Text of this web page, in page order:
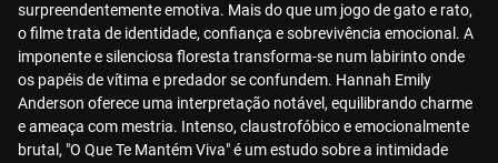
surpreendentemente emotiva. Mais do que um jogo de gato e rato,
o filme trata de identidade, confiança e sobrevivência emocional. A
imponente e silenciosa floresta transforma-se num labirinto onde
os papéis de vítima e predador se confundem. Hannah Emily
Anderson oferece uma interpretação notável, equilibrando charme
e ameaça com mestria. Intenso, claustrofóbico e emocionalmente
brutal, "O Que Te Mantém Viva" é um estudo sobre a intimidade